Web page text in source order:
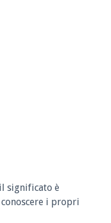
significato è
i propri